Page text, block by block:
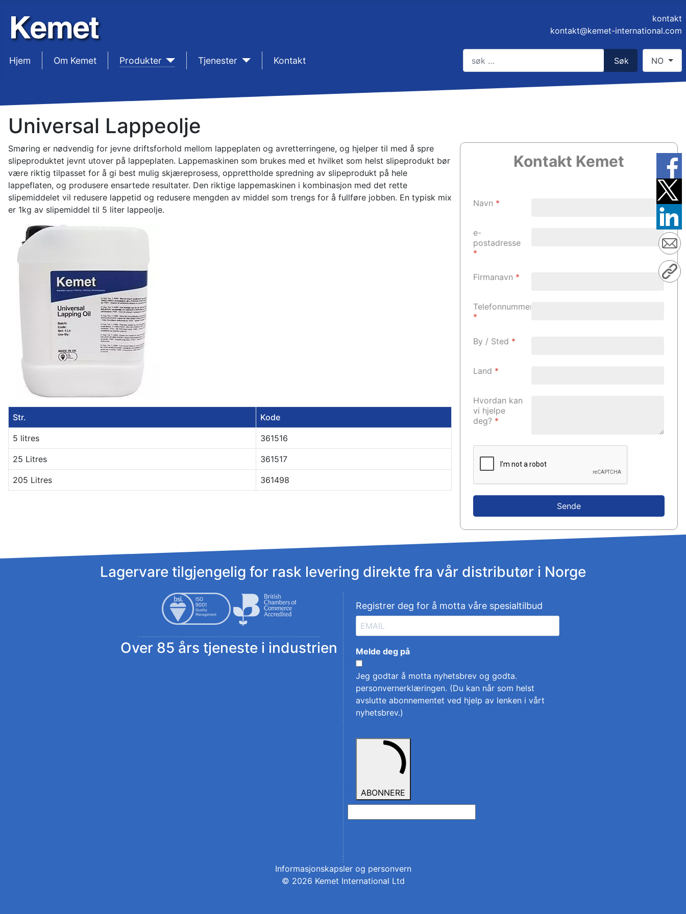
kontakt
kontakt@kemet-international.com
Hjem sep1Om Kemet sep1Produkter sep1Tjenester sep1Kontakt Søk NO
Universal Lappeolje
Smøring er nødvendig for jevne driftsforhold mellom lappeplaten og avretterringene, og hjelper til med å spre
slipeproduktet jevnt utover på lappeplaten. Lappemaskinen som brukes med et hvilket som helst slipeprodukt bør
være riktig tilpasset for å gi best mulig skjæreprosess, opprettholde spredning av slipeprodukt på hele
lappeflaten, og produsere ensartede resultater. Den riktige lappemaskinen i kombinasjon med det rette
slipemiddelet vil redusere lappetid og redusere mengden av middel som trengs for å fullføre jobben. En typisk mix
er 1kg av slipemiddel til 5 liter lappeolje.
Str. Kode
5 litres 361516
25 Litres 361517
205 Litres 361498
Kontakt Kemet
Navn *
e-
postadresse
*
Firmanavn *
Telefonnummer
*
By / Sted *
Land *
Hvordan kan
vi hjelpe
deg? *
Sende
Lagervare tilgjengelig for rask levering direkte fra vår distributør i Norge
Over 85 års tjeneste i industrien
Registrer deg for å motta våre spesialtilbud
Melde deg på
Jeg godtar å motta nyhetsbrev og godta.
personvernerklæringen. (Du kan når som helst
avslutte abonnementet ved hjelp av lenken i vårt
nyhetsbrev.)
ABONNERE
Informasjonskapsler og personvern
© 2026 Kemet International Ltd